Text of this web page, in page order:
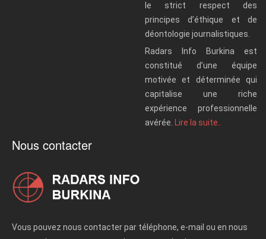
le strict respect des
principes d’éthique et de
déontologie journalistiques.
Radars Info Burkina est
constitué d’une équipe
motivée et déterminée qui
capitalise une riche
expérience professionnelle
avérée.
Lire la suite..
Nous contacter
Vous pouvez nous contacter par téléphone, e-mail ou en nous